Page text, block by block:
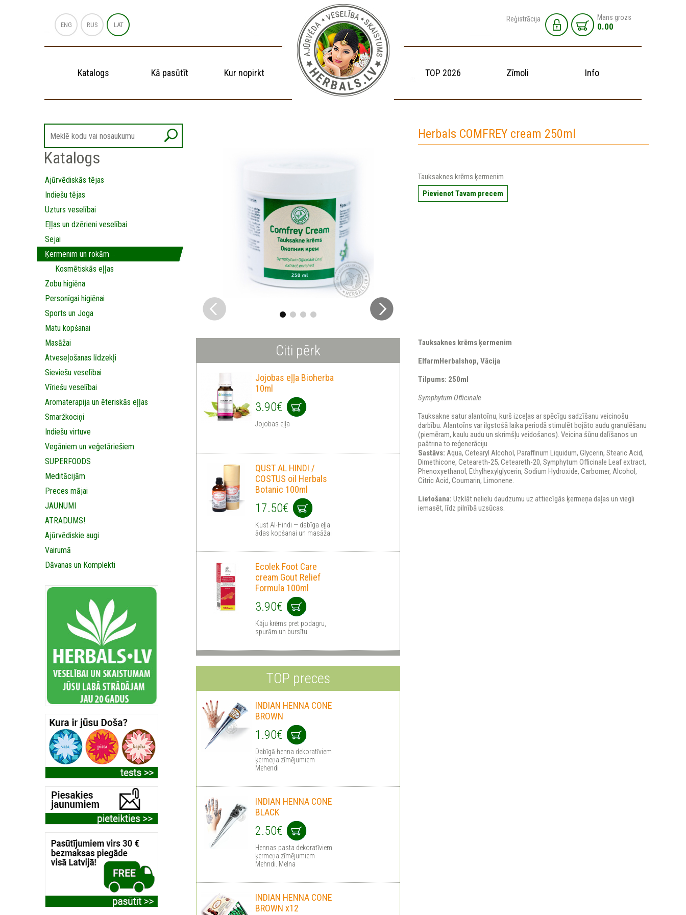
ENG RUS LAT
Reģistrācija Mans grozs
0.00
Katalogs Kā pasūtīt Kur nopirkt TOP 2026 Zīmoli Info
Katalogs
Ajūrvēdiskās tējas
Indiešu tējas
Uzturs veselībai
Eļļas un dzērieni veselībai
Sejai
Ķermenim un rokām
Kosmētiskās eļļas
Zobu higiēna
Personīgai higiēnai
Sports un Joga
Matu kopšanai
Masāžai
Аtveseļošanas līdzekļi
Sieviešu veselībai
Vīriešu veselībai
Aromaterapija un ēteriskās eļļas
Smaržkociņi
Indiešu virtuve
Vegāniem un veģetāriešiem
SUPERFOODS
Meditācijām
Preces mājai
JAUNUMI
ATRADUMS!
Ajūrvēdiskie augi
Vairumā
Dāvanas un Komplekti
Herbals COMFREY cream 250ml
Tauksaknes krēms ķermenim
Pievienot Tavam precem
Tauksaknes krēms ķermenim
ElfarmHerbalshop, Vācija
Tilpums: 250ml
Symphytum Officinale
Tauksakne satur alantoīnu, kurš izceļas ar spēcīgu sadzīšanu veicinošu
darbību. Alantoīns var ilgstošā laika periodā stimulēt bojāto audu granulēšanu
(piemēram, kaulu audu un skrimšļu veidošanos). Veicina šūnu dalīšanos un
paātrina to reģenerāciju.
Sastāvs: Aqua, Cetearyl Alcohol, Paraffinum Liquidum, Glycerin, Stearic Acid,
Dimethicone, Ceteareth-25, Ceteareth-20, Symphytum Officinale Leaf extract,
Phenoxyethanol, Ethylhexylglycerin, Sodium Hydroxide, Carbomer, Alcohol,
Citric Acid, Coumarin, Limonene.
Lietošana:Uzklāt nelielu daudzumu uz attiecīgās ķermeņa daļas un viegli
iemasēt, līdz pilnībā uzsūcas.
Citi pērk
Jojobas eļļa Bioherba
10ml
3.90€
Jojobas eļļa
QUST AL HINDI /
COSTUS oil Herbals
Botanic 100ml
17.50€
Kust Al-Hindi — dabīga eļļa
ādas kopšanai un masāžai
Ecolek Foot Care
cream Gout Relief
Formula 100ml
3.90€
Kāju krēms pret podagru,
spurām un bursītu
TOP preces
INDIAN HENNA CONE
BROWN
1.90€
Dabīgā henna dekoratīviem
ķermeņa zīmējumiem
Mehendi
INDIAN HENNA CONE
BLACK
2.50€
Hennas pasta dekoratīviem
ķermeņa zīmējumiem
Mehndi. Melna
INDIAN HENNA CONE
BROWN x12